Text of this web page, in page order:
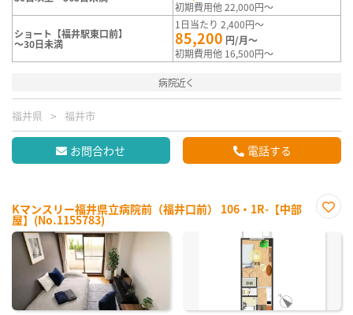
初期費用他 22,000円～
ショート【福井駅東口前】
～30日未満
1日当たり 2,400円～
85,200 円/月～
初期費用他 16,500円～
病院近く
福井県 福井市
お問合わせ 電話する
Kマンスリー福井県立病院前（福井口前） 106・1R-【中部
屋】(No.1155783)
に入